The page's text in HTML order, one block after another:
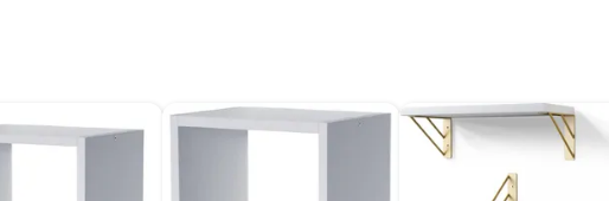
A Cabeza, está hecho de madera y posee un estilo nórdico. Su color blanco
objetos decorativos, libros, juguetes o plantas. Aprovecha el espacio vertical de
con más Repisas